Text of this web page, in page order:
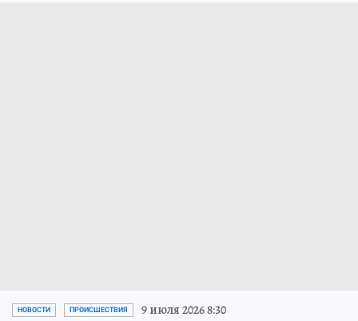
НОВОСТИ ПРОИСШЕСТВИЯ 9 июля 2026 8:30